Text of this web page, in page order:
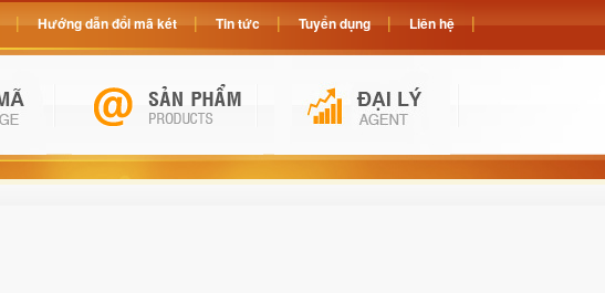
Hướng dẫn đổi mã két Tin tức Tuyển dụng Liên hệ